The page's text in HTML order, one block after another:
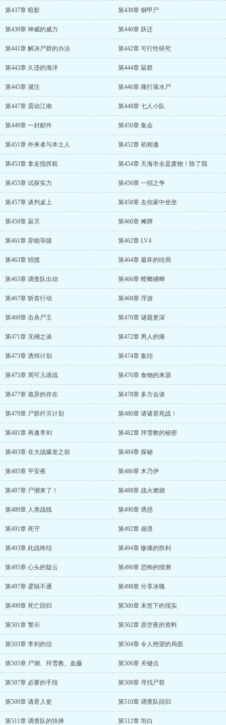
第437章 暗影 第438章 铜甲尸
第439章 神威的威力 第440章 跃迁
第441章 解决尸群的办法 第442章 可行性研究
第443章 久违的海洋 第444章 鼠群
第445章 灌注 第446章 痛打落水尸
第447章 震动江南 第448章 七人小队
第449章 一封邮件 第450章 集会
第451章 外来者与本土人 第452章 初相逢
第453章 拿走指挥权 第454章 天海市全是废物！除了我
第455章 试探实力 第456章 一招之争
第457章 谈判桌上 第458章 去你家中坐坐
第459章 寂灭 第460章 摊牌
第461章 异能等级 第462章 LV4
第463章 招揽 第464章 最坏的结局
第465章 调查队出动 第466章 螳螂捕蝉
第467章 斩首行动 第468章 浮游
第469章 击杀尸王 第470章 谜题更深
第471章 无稽之谈 第472章 男人的痛
第473章 诱饵计划 第474章 集结
第475章 周可儿请战 第476章 食物的来源
第477章 诡异的存在 第478章 多方会谈
第479章 尸群歼灭计划 第480章 请诸君死战！
第481章 再逢李剑 第482章 拜雪教的秘密
第483章 在大战爆发之前 第484章 探秘
第485章 平安夜 第486章 木乃伊
第487章 尸潮来了！ 第488章 战火燃烧
第489章 人类战线 第490章 诱惑
第491章 死守 第492章 崩溃
第493章 此战终结 第494章 惨痛的胜利
第495章 心头的疑云 第496章 恐怖的猜测
第497章 逻辑不通 第498章 分享冰魄
第499章 死亡回归 第500章 末世下的现实
第501章 警示 第502章 原空夜的资料
第503章 李剑的信 第504章 令人绝望的局面
第505章 尸潮、拜雪教、血藤 第506章 关键点
第507章 必要的手段 第508章 寻找尸群
第509章 请君入瓮 第510章 调查队回归
第511章 调查队的抉择 第512章 坦白